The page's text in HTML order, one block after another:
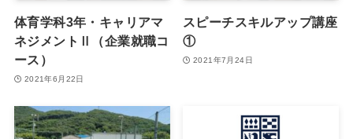
体育学科3年・キャリアマ
ネジメントⅡ（企業就職コ
ース）
2021年6月22日
スピーチスキルアップ講座
①
2021年7月24日